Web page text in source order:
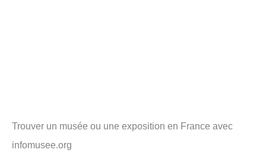
Trouver un musée ou une exposition en France avec
infomusee.org